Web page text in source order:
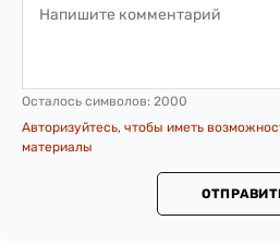
Осталось символов: 2000
Авторизуйтесь, чтобы иметь
материалы